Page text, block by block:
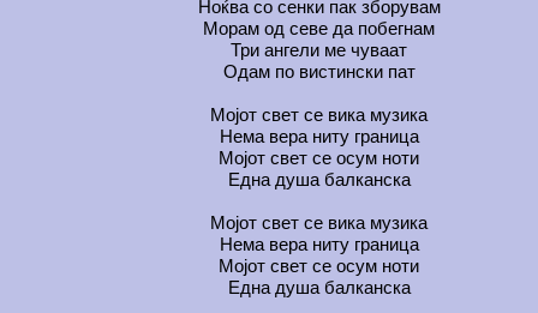
Ноќва со сенки пак зборувам
Морам од севе да побегнам
Три ангели ме чуваат
Одам по вистински пат
Мојот свет се вика музика
Нема вера ниту граница
Мојот свет се осум ноти
Една душа балканска
Мојот свет се вика музика
Нема вера ниту граница
Мојот свет се осум ноти
Една душа балканска